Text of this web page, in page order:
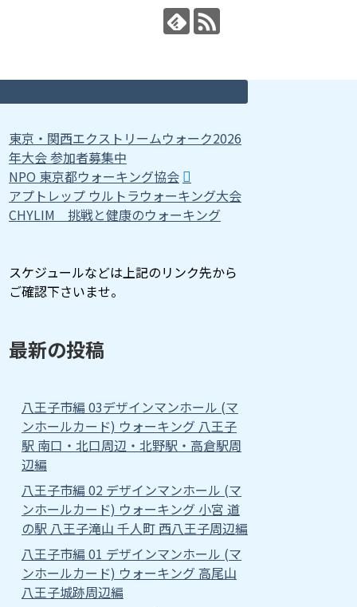
東京・関西エクストリームウォーク2026
年大会 参加者募集中
NPO 東京都ウォーキング協会
アプトレップ ウルトラウォーキング大会
CHYLIM 挑戦と健康のウォーキング
スケジュールなどは上記のリンク先から
ご確認下さいませ。
最新の投稿
八王子市編 03デザインマンホール (マ
ンホールカード) ウォーキング 八王子
駅 南口・北口周辺・北野駅・高倉駅周
辺編
八王子市編 02 デザインマンホール (マ
ンホールカード) ウォーキング 小宮 道
の駅 八王子滝山 千人町 西八王子周辺編
八王子市編 01 デザインマンホール (マ
ンホールカード) ウォーキング 高尾山
八王子城跡周辺編